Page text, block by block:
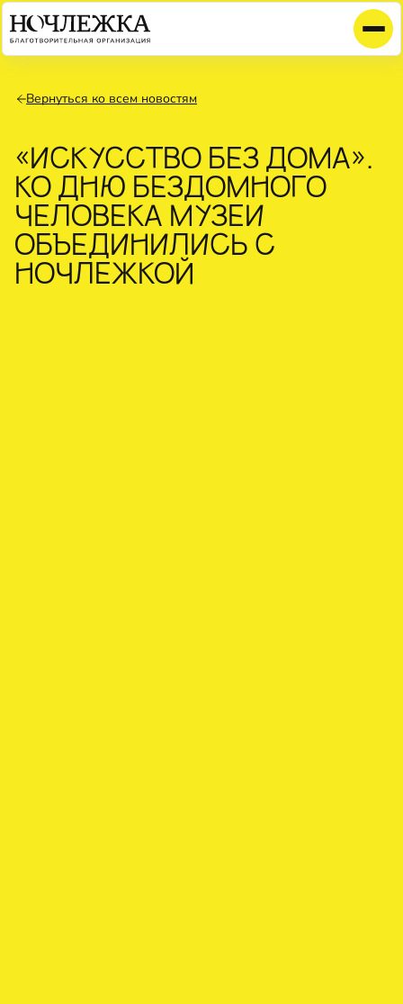
Вернуться ко всем новостям
«ИСКУССТВО БЕЗ ДОМА».
КО ДНЮ БЕЗДОМНОГО
ЧЕЛОВЕКА МУЗЕИ
ОБЪЕДИНИЛИСЬ С
НОЧЛЕЖКОЙ